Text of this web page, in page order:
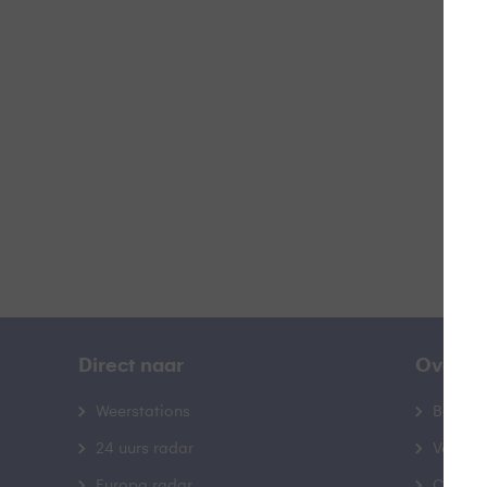
Direct naar
Weerstations
24 uurs radar
Over